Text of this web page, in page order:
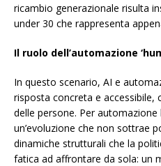
ricambio generazionale risulta
under 30 che rappresenta
Il ruolo dell’automazione
In questo scenario, AI e
risposta concreta e accessibile,
delle persone. Per
un’evoluzione che non sottrae
dinamiche strutturali che la
fatica ad affrontare da sola: un